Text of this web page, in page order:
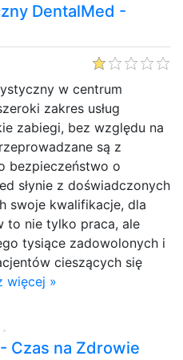
DentalMed -
w centrum
zakres usług
zabiegi, bez względu na
są z
bezpieczeństwo o
słynie z doświadczonych
swoje kwalifikacje, dla
to nie tylko praca, ale
tysiące zadowolonych i
cieszących się
więcej »
Czas na Zdrowie